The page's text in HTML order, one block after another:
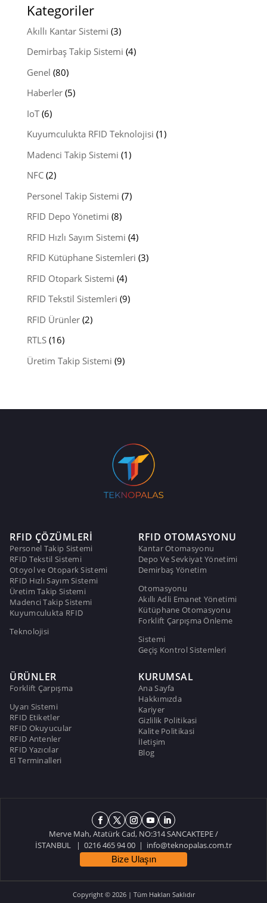
Kategoriler
Akıllı Kantar Sistemi (3)
Demirbaş Takip Sistemi (4)
Genel (80)
Haberler(5)
IoT(6)
Kuyumculukta RFID Teknolojisi (1)
Madenci Takip Sistemi (1)
NFC(2)
Personel Takip Sistemi (7)
RFID Depo Yönetimi (8)
RFID Hızlı Sayım Sistemi (4)
RFID Kütüphane Sistemleri (3)
RFID Otopark Sistemi (4)
RFID Tekstil Sistemleri (9)
RFID Ürünler(2)
RTLS(16)
Üretim Takip Sistemi (9)
RFID ÇÖZÜMLERİ
Personel Takip Sistemi
RFID Tekstil Sistemi
Otoyol ve Otopark Sistemi
RFID Hızlı Sayım Sistemi
Üretim Takip Sistemi
Madenci Takip Sistemi
Kuyumculukta RFID
Teknolojisi
RFID OTOMASYONU
Kantar Otomasyonu
Depo Ve Sevkiyat Yönetimi
Demirbaş Yönetim
Otomasyonu
Akıllı Adli Emanet Yönetimi
Kütüphane Otomasyonu
Forklift Çarpışma Önleme
Sistemi
Geçiş Kontrol Sistemleri
ÜRÜNLER
Forklift Çarpışma
Uyarı Sistemi
RFID Etiketler
RFID Okuyucular
RFID Antenler
RFID Yazıcılar
El Terminalleri
KURUMSAL
Ana Sayfa
Hakkımızda
Kariyer
Gizlilik Politikasi
Kalite Politikasi
İletişim
Blog
Merve Mah, Atatürk Cad, NO:314 SANCAKTEPE /
İSTANBUL | 0216 465 94 00 | info@teknopalas.com.tr
Bize Ulaşın
Copyright © 2026 | Tüm Hakları Saklıdır